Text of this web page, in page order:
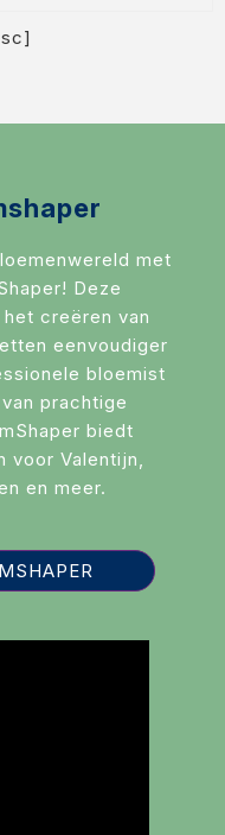
met
Deze
creëren van
eenvoudiger
bloemist
prachtige
biedt
voor Valentijn,
en meer.